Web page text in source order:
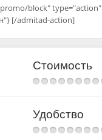
block" type="action"
[/admitad-action]
Стоимость
Удобство